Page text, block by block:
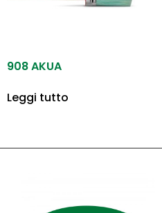
908 AKUA
Leggi tutto